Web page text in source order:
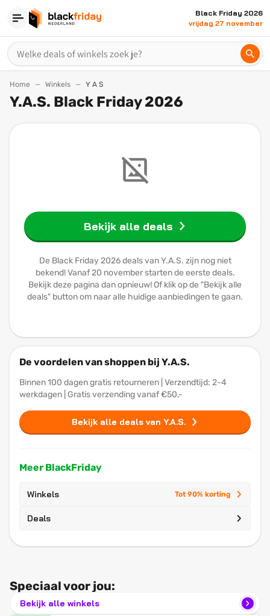
Black Friday 2026
vrijdag 27 november
Home Winkels Y A S
Y.A.S. Black Friday 2026
Bekijk alle deals
De Black Friday 2026 deals van Y.A.S. zijn nog niet
bekend! Vanaf 20 november starten de eerste deals.
Bekijk deze pagina dan opnieuw! Of klik op de "Bekijk alle
deals" button om naar alle huidige aanbiedingen te gaan.
De voordelen van shoppen bij Y.A.S.
Binnen 100 dagen gratis retourneren | Verzendtijd: 2-4
werkdagen | Gratis verzending vanaf €50,-
Bekijk alle deals van Y.A.S.
Meer BlackFriday
Winkels Tot 90% korting
Deals
Speciaal voor jou:
Bekijk alle winkels